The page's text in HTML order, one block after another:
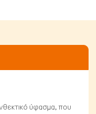
ύφασμα, που